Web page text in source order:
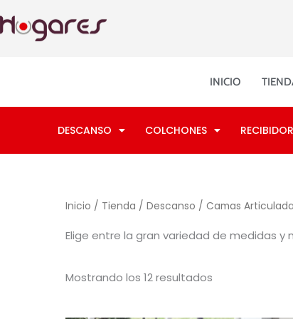
al
INICIO
DESCANSO COLCHONES
Inicio / Tienda / Descanso / Camas
Elige entre la gran variedad de medidas
Mostrando los 12 resultados